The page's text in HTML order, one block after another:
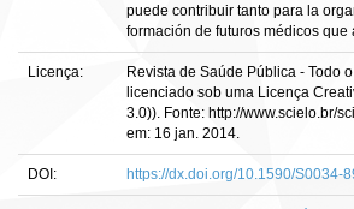
puede contribuir tanto para la
formación de futuros médicos
Licença:
Revista de Saúde Pública - Todo
licenciado sob uma Licença
3.0)). Fonte: http://www.scielo.br/
em: 16 jan. 2014.
DOI: https://dx.doi.org/10.1590/S0034-